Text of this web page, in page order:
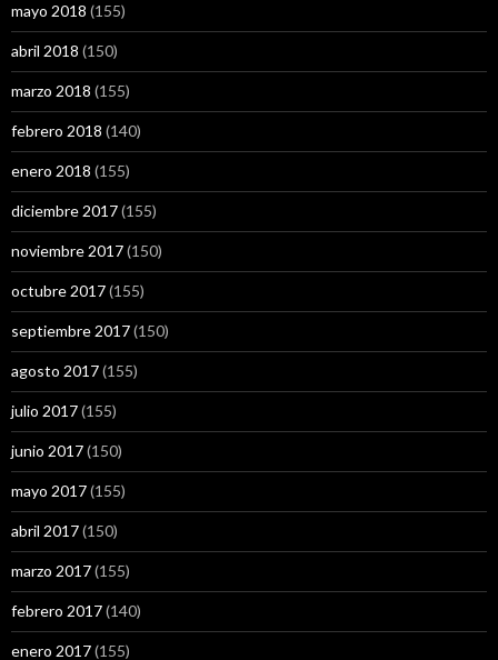
mayo 2018 (155)
abril 2018 (150)
marzo 2018 (155)
febrero 2018 (140)
enero 2018 (155)
diciembre 2017(155)
noviembre 2017(150)
octubre 2017(155)
septiembre 2017(150)
agosto 2017(155)
julio 2017(155)
junio 2017(150)
mayo 2017(155)
abril 2017(150)
marzo 2017(155)
febrero 2017(140)
enero 2017(155)